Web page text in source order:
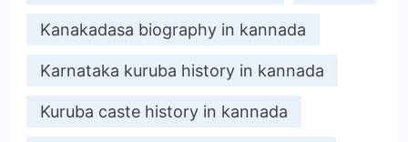
Kanakadasa biography in kannada
Karnataka kuruba history in kannada
Kuruba caste history in kannada